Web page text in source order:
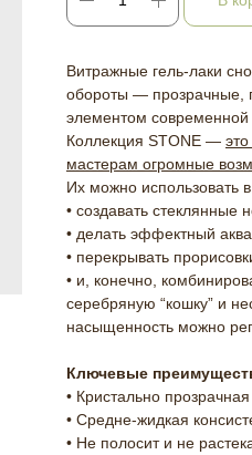
Витражные гель-лаки
обороты — прозрачные,
элементом современной
Коллекция STONE —
мастерам огромные
Их можно использовать
• создавать стеклянные
• делать эффектный
• перекрывать
• и, конечно,
серебряную “кошку” и
насыщенность можно
Ключевые
• Кристально
• Средне-жидкая
• Не полосит и не